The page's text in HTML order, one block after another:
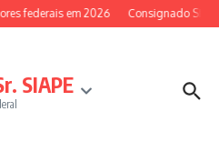
federais em 2026 Consignado
SIAPE